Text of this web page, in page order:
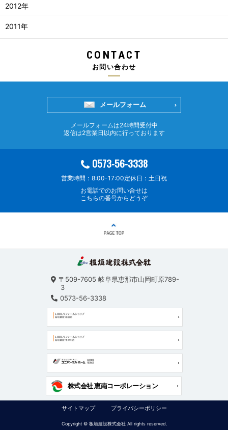
2012年
2011年
CONTACT
お問い合わせ
メールフォーム
メールフォームは24時間受付中
返信は2営業日以内に行っております
0573-56-3338
営業時間：8:00-17:00定休日：土日祝
お電話でのお問い合せは
こちらの番号からどうぞ
〒509-7605 岐阜県恵那市山岡町原789-
3
0573-56-3338
株式会社 恵南コーポレーション
サイトマップ プライバシーポリシー
Copyright © 板垣建設株式会社 All rights reserved.